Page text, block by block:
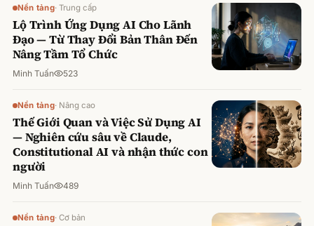
Nền tảng· Trung cấp
Lộ Trình Ứng Dụng AI Cho Lãnh
Đạo — Từ Thay Đổi Bản Thân Đến
Nâng Tầm Tổ Chức
Minh Tuấn 523
Nền tảng· Nâng cao
Thế Giới Quan và Việc Sử Dụng AI
— Nghiên cứu sâu về Claude,
Constitutional AI và nhận thức con
người
Minh Tuấn 489
Nền tảng· Cơ bản